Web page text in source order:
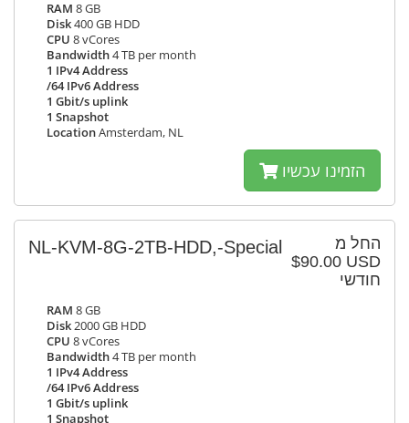
RAM 8 GB
Disk400 GB HDD
CPU 8 vCores
Bandwidth4 TB per month
1 IPv4 Address
/64 IPv6 Address
1 Gbit/s uplink
1 Snapshot
LocationAmsterdam, NL
הזמינו עכשיו
החל מ
$90.00 USD
חודשי
NL-KVM-8G-2TB-HDD,-Special
RAM 8 GB
Disk2000 GB HDD
CPU 8 vCores
Bandwidth4 TB per month
1 IPv4 Address
/64 IPv6 Address
1 Gbit/s uplink
1 Snapshot